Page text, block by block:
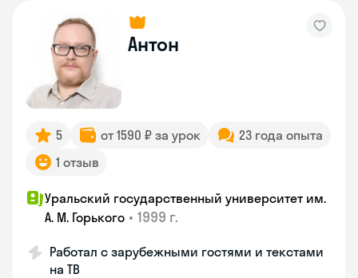
Антон
5 от 1590 ₽ за урок
23 года опыта
1 отзыв
Уральский государственный университет им.
А. М. Горького • 1999 г.
Работал с зарубежными гостями и текстами
на ТВ